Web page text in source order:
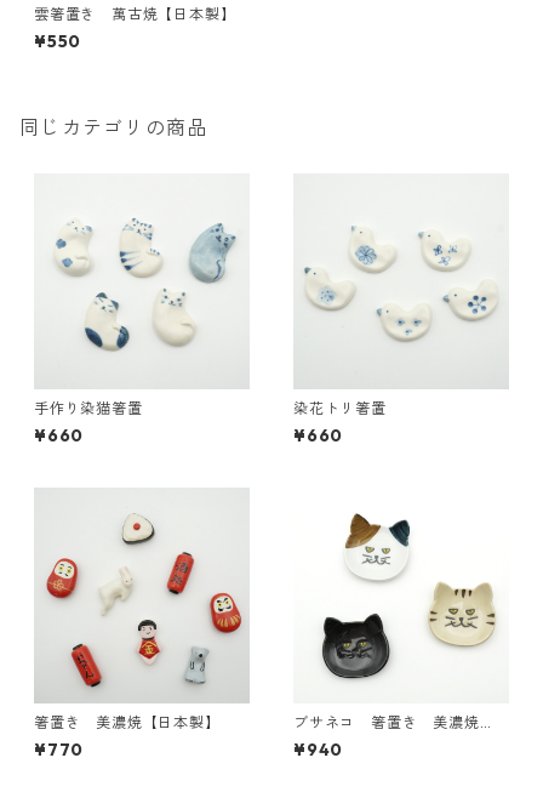
雲箸置き 萬古焼【日本製】
¥550
同じカテゴリの商品
手作り染猫箸置
¥660
染花トリ箸置
¥660
箸置き 美濃焼【日本製】
¥770
ブサネコ 箸置き 美濃焼
【日本製】
¥940